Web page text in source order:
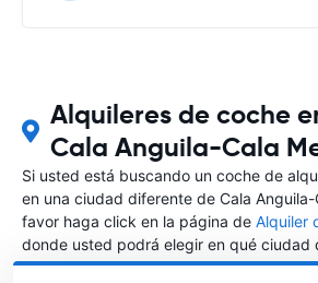
Alquileres de coche
Cala Anguila-Cala
Si usted está buscando un coche de
en una ciudad diferente de Cala
favor haga click en la página de Alquiler
donde usted podrá elegir en qué ciudad
alquilar un coche.